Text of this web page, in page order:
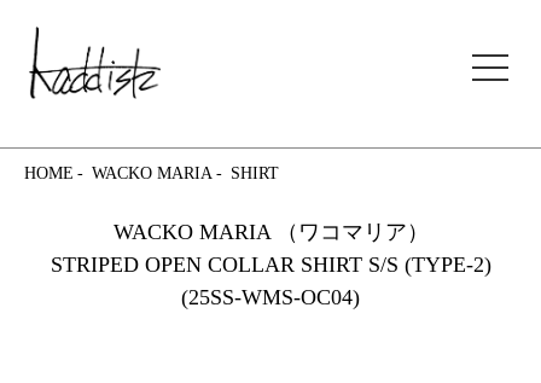
kaddish development store
HOME WACKO MARIA SHIRT
WACKO MARIA （ワコマリア）
STRIPED OPEN COLLAR SHIRT S/S (TYPE-2)
(25SS-WMS-OC04)